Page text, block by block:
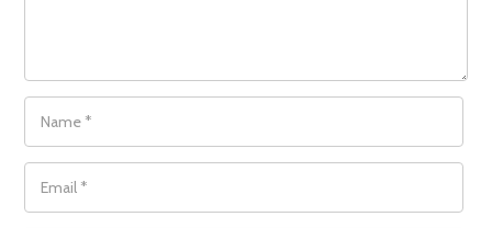
NAME
EMAIL